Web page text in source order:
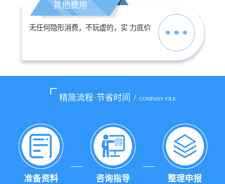
其他费用
无任何隐形消费，不玩虚的，实 力底价
精简流程·节省时间 / COMPANY FILE
准备资料 咨询指导 整理申报